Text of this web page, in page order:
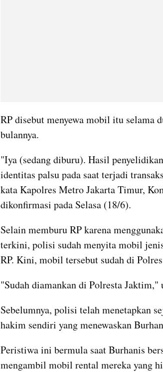
RP disebut menyewa mobil itu selama
bulannya.
"Iya (sedang diburu). Hasil
identitas palsu pada saat terjadi
kata Kapolres Metro Jakarta Timur,
dikonfirmasi pada Selasa (18/6).
Selain memburu RP karena
terkini, polisi sudah menyita mobil
RP. Kini, mobil tersebut sudah di
"Sudah diamankan di Polresta Jaktim,"
Sebelumnya, polisi telah menetapkan
hakim sendiri yang menewaskan
Peristiwa ini bermula saat Burhanis
mengambil mobil rental mereka yang